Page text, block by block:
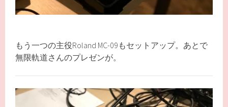
もう一つの主役Roland MC-09もセットアップ。あとで
無限軌道さんのプレゼンが。